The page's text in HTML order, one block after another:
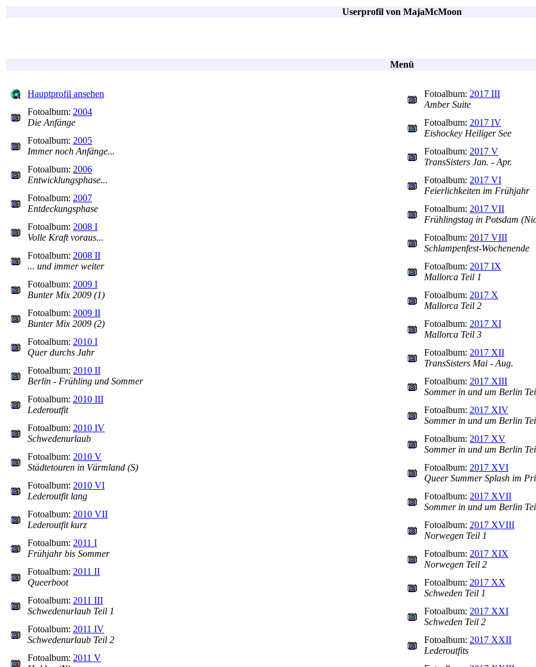
Userprofil von MajaMcMoon
Menü
Hauptprofil ansehen
Fotoalbum: 2004
Die Anfänge
Fotoalbum: 2005
Immer noch Anfänge...
Fotoalbum: 2006
Entwicklungsphase...
Fotoalbum: 2007
Entdeckungsphase
Fotoalbum: 2008 I
Volle Kraft voraus...
Fotoalbum: 2008 II
... und immer weiter
Fotoalbum: 2009 I
Bunter Mix 2009 (1)
Fotoalbum: 2009 II
Bunter Mix 2009 (2)
Fotoalbum: 2010 I
Quer durchs Jahr
Fotoalbum: 2010 II
Berlin - Frühling und Sommer
Fotoalbum: 2010 III
Lederoutfit
Fotoalbum: 2010 IV
Schwedenurlaub
Fotoalbum: 2010 V
Städtetouren in Värmland (S)
Fotoalbum: 2010 VI
Lederoutfit lang
Fotoalbum: 2010 VII
Lederoutfit kurz
Fotoalbum: 2011 I
Frühjahr bis Sommer
Fotoalbum: 2011 II
Queerboot
Fotoalbum: 2011 III
Schwedenurlaub Teil 1
Fotoalbum: 2011 IV
Schwedenurlaub Teil 2
Fotoalbum: 2011 V
Fotoalbum: 2017 III
Amber Suite
Fotoalbum: 2017 IV
Eishockey Heiliger See
Fotoalbum: 2017 V
TransSisters Jan. - Apr.
Fotoalbum: 2017 VI
Feierlichkeiten im Frühjahr
Fotoalbum: 2017 VII
Frühlingstag in Potsdam
Fotoalbum: 2017 VIII
Schlampenfest-Wochenende
Fotoalbum: 2017 IX
Mallorca Teil 1
Fotoalbum: 2017 X
Mallorca Teil 2
Fotoalbum: 2017 XI
Mallorca Teil 3
Fotoalbum: 2017 XII
TransSisters Mai - Aug.
Fotoalbum: 2017 XIII
Sommer in und um Berlin
Fotoalbum: 2017 XIV
Sommer in und um Berlin
Fotoalbum: 2017 XV
Sommer in und um Berlin
Fotoalbum: 2017 XVI
Queer Summer Splash im
Fotoalbum: 2017 XVII
Sommer in und um Berlin
Fotoalbum: 2017 XVIII
Norwegen Teil 1
Fotoalbum: 2017 XIX
Norwegen Teil 2
Fotoalbum: 2017 XX
Schweden Teil 1
Fotoalbum: 2017 XXI
Schweden Teil 2
Fotoalbum: 2017 XXII
Lederoutfits